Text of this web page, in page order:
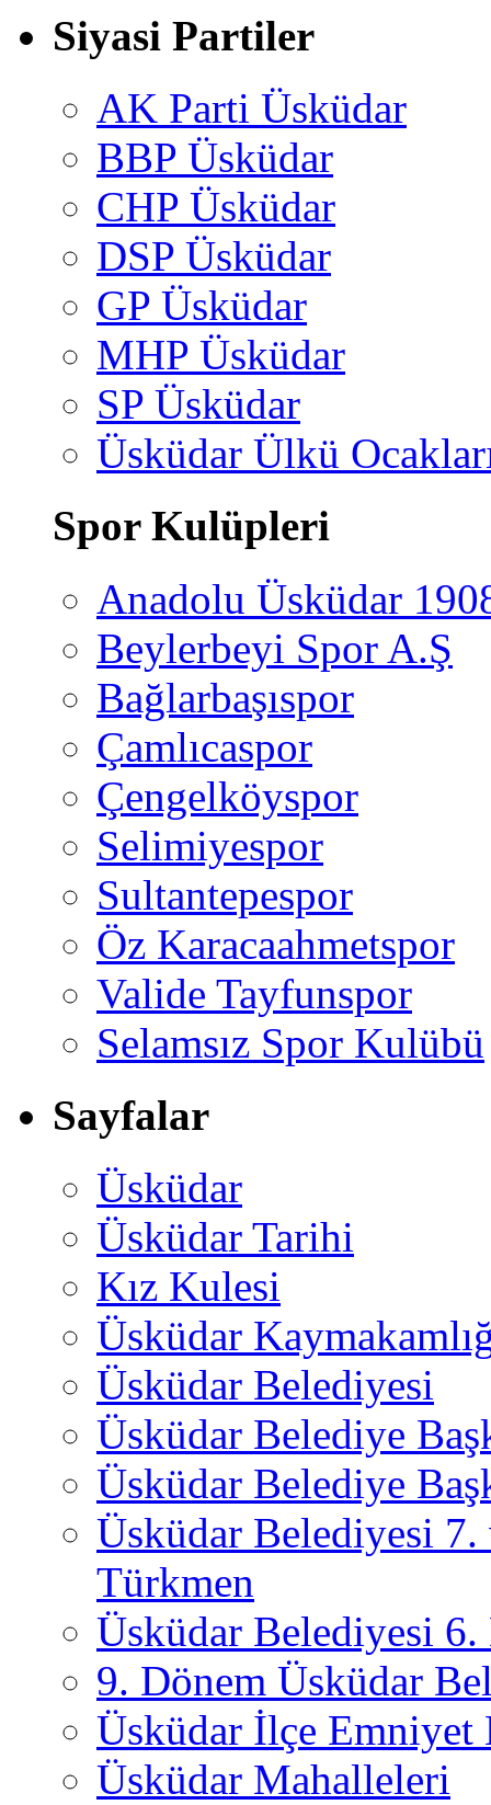
Siyasi Partiler
AK Parti Üsküdar
BBP Üsküdar
CHP Üsküdar
DSP Üsküdar
GP Üsküdar
MHP Üsküdar
SP Üsküdar
Üsküdar Ülkü
Spor Kulüpleri
Anadolu Üsküdar
Beylerbeyi Spor A.Ş
Bağlarbaşıspor
Çamlıcaspor
Çengelköyspor
Selimiyespor
Sultantepespor
Öz Karacaahmetspor
Valide Tayfunspor
Selamsız Spor Kulübü
Sayfalar
Üsküdar
Üsküdar Tarihi
Kız Kulesi
Üsküdar
Üsküdar Belediyesi
Üsküdar Belediye
Üsküdar Belediye
Üsküdar Belediyesi
Türkmen
Üsküdar Belediyesi 6.
9. Dönem Üsküdar
Üsküdar İlçe
Üsküdar Mahalleleri